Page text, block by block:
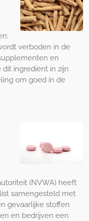
verboden in de
en
dit ingrediënt in zijn
om goed in de
(NVWA) heeft
samengesteld met
gevaarlijke stoffen
en bedrijven een